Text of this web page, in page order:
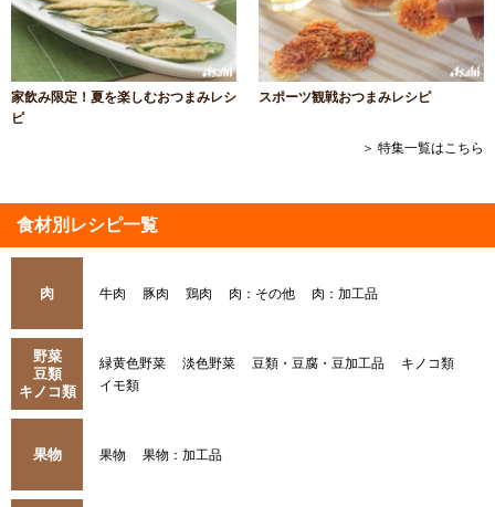
家飲み限定！夏を楽しむおつまみレシ
ピ
スポーツ観戦おつまみレシピ
＞ 特集一覧はこちら
食材別レシピ一覧
肉 牛肉 豚肉 鶏肉 肉：その他 肉：加工品
野菜
豆類
キノコ類
緑黄色野菜 淡色野菜 豆類・豆腐・豆加工品
キノコ類
イモ類
果物 果物 果物：加工品